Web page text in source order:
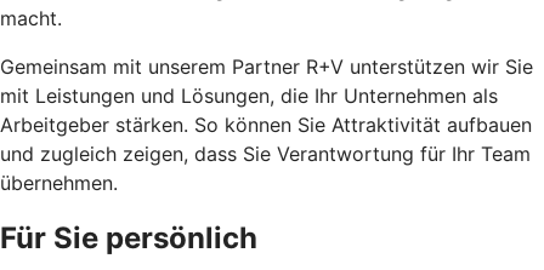
macht.
Gemeinsam mit unserem Partner R+V unterstützen wir Sie
mit Leistungen und Lösungen, die Ihr Unternehmen als
Arbeitgeber stärken. So können Sie Attraktivität aufbauen
und zugleich zeigen, dass Sie Verantwortung für Ihr Team
übernehmen.
Für Sie persönlich